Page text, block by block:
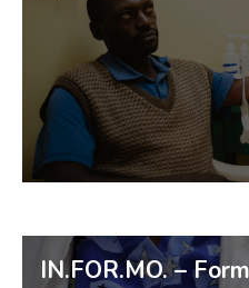
IN.FOR.MO. –